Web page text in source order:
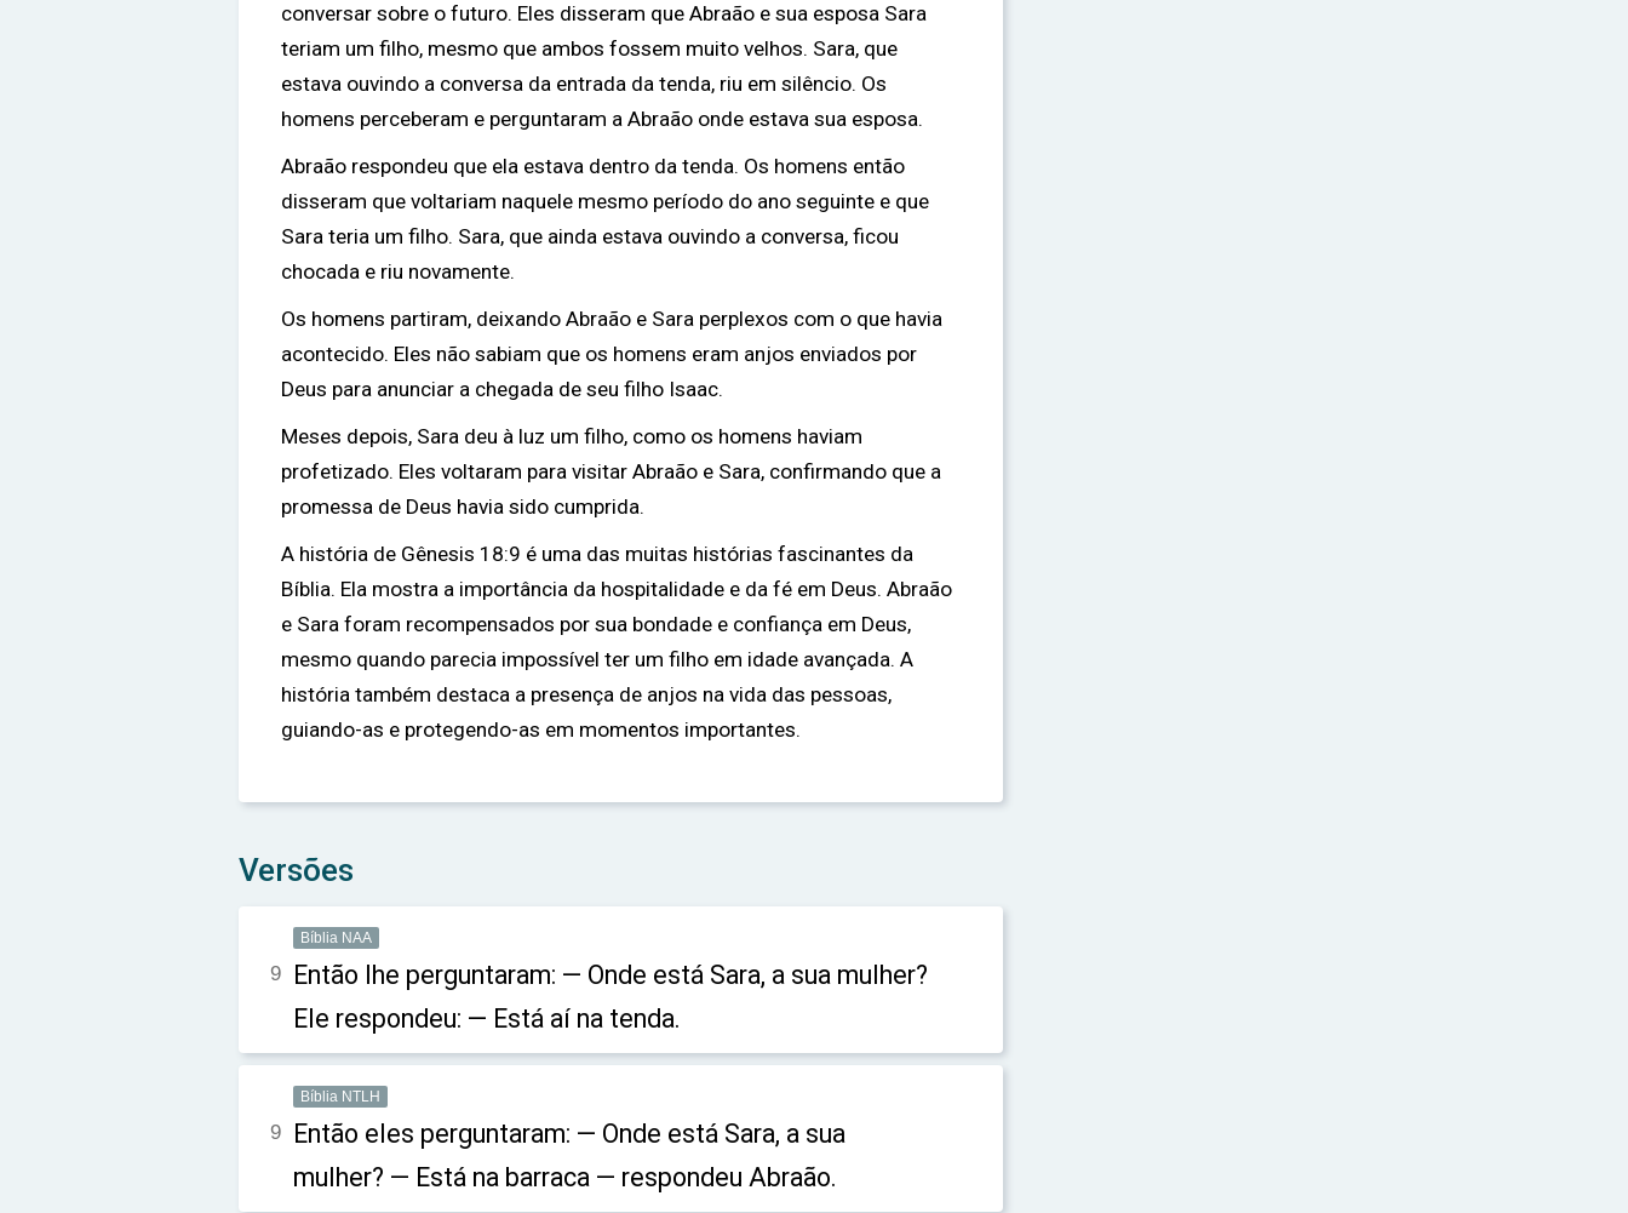
conversar sobre o futuro. Eles disseram que Abraão e sua esposa Sara
teriam um filho, mesmo que ambos fossem muito velhos. Sara, que
estava ouvindo a conversa da entrada da tenda, riu em silêncio. Os
homens perceberam e perguntaram a Abraão onde estava sua esposa.
Abraão respondeu que ela estava dentro da tenda. Os homens então
disseram que voltariam naquele mesmo período do ano seguinte e que
Sara teria um filho. Sara, que ainda estava ouvindo a conversa, ficou
chocada e riu novamente.
Os homens partiram, deixando Abraão e Sara perplexos com o que havia
acontecido. Eles não sabiam que os homens eram anjos enviados por
Deus para anunciar a chegada de seu filho Isaac.
Meses depois, Sara deu à luz um filho, como os homens haviam
profetizado. Eles voltaram para visitar Abraão e Sara, confirmando que a
promessa de Deus havia sido cumprida.
A história de Gênesis 18:9 é uma das muitas histórias fascinantes da
Bíblia. Ela mostra a importância da hospitalidade e da fé em Deus. Abraão
e Sara foram recompensados por sua bondade e confiança em Deus,
mesmo quando parecia impossível ter um filho em idade avançada. A
história também destaca a presença de anjos na vida das pessoas,
guiando-as e protegendo-as em momentos importantes.
Versões
Bíblia NAA
9 Então lhe perguntaram: — Onde está Sara, a sua mulher?
Ele respondeu: — Está aí na tenda.
Bíblia NTLH
9 Então eles perguntaram: — Onde está Sara, a sua
mulher? — Está na barraca — respondeu Abraão.